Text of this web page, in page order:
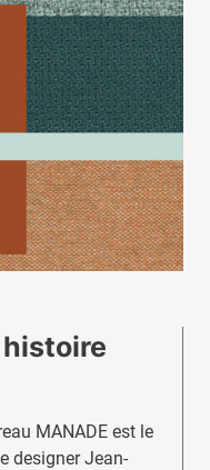
MANADE est le
designer Jean-